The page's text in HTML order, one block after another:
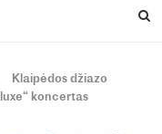
Klaipėdos džiazo
koncertas